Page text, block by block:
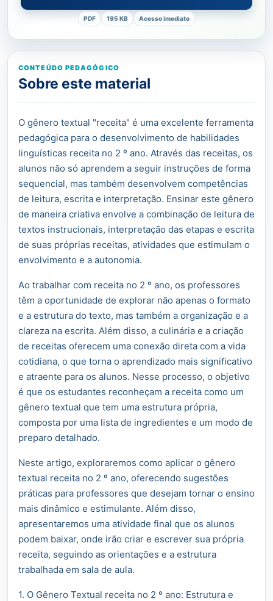
PDF 195 KB Acesso imediato
CONTEÚDO PEDAGÓGICO
Sobre este material
O gênero textual "receita" é uma excelente ferramenta
pedagógica para o desenvolvimento de habilidades
linguísticas receita no 2 º ano. Através das receitas, os
alunos não só aprendem a seguir instruções de forma
sequencial, mas também desenvolvem competências
de leitura, escrita e interpretação. Ensinar este gênero
de maneira criativa envolve a combinação de leitura de
textos instrucionais, interpretação das etapas e escrita
de suas próprias receitas, atividades que estimulam o
envolvimento e a autonomia.
Ao trabalhar com receita no 2 º ano, os professores
têm a oportunidade de explorar não apenas o formato
e a estrutura do texto, mas também a organização e a
clareza na escrita. Além disso, a culinária e a criação
de receitas oferecem uma conexão direta com a vida
cotidiana, o que torna o aprendizado mais significativo
e atraente para os alunos. Nesse processo, o objetivo
é que os estudantes reconheçam a receita como um
gênero textual que tem uma estrutura própria,
composta por uma lista de ingredientes e um modo de
preparo detalhado.
Neste artigo, exploraremos como aplicar o gênero
textual receita no 2 º ano, oferecendo sugestões
práticas para professores que desejam tornar o ensino
mais dinâmico e estimulante. Além disso,
apresentaremos uma atividade final que os alunos
podem baixar, onde irão criar e escrever sua própria
receita, seguindo as orientações e a estrutura
trabalhada em sala de aula.
1. O Gênero Textual receita no 2 º ano: Estrutura e